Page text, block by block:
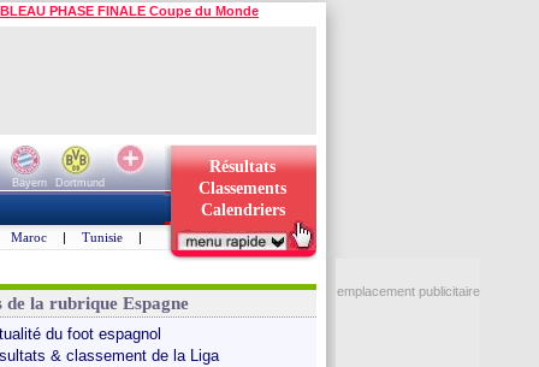
PHASE FINALE Coupe du Monde
Bayern
Dortmund
Résultats
Classements
Calendriers
Maroc | Tunisie |
de la rubrique Espagne
du foot espagnol
& classement de la Liga
emplacement publicitaire